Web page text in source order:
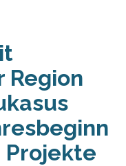
Region
Projekte